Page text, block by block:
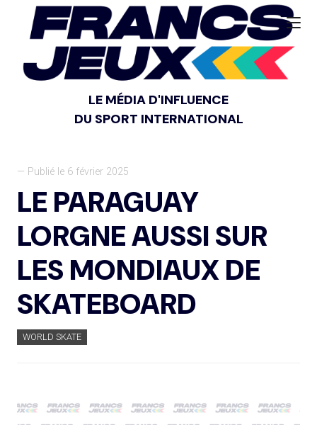
LE MÉDIA D'INFLUENCE
DU SPORT INTERNATIONAL
— Publié le 6 février 2025
LE PARAGUAY
LORGNE AUSSI SUR
LES MONDIAUX DE
SKATEBOARD
WORLD SKATE